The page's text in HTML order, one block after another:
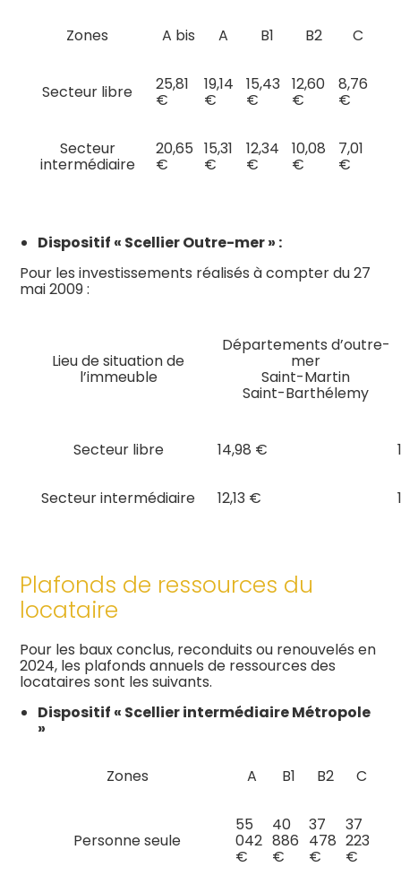
Zones A bis A B1 B2 C
Secteur libre 25,81
€
19,14
€
15,43
€
12,60
€
8,76
€
Secteur
intermédiaire
20,65
€
15,31
€
12,34
€
10,08
€
7,01
€
Dispositif « Scellier Outre-mer » :
Pour les investissements réalisés à compter du 27
mai 2009 :
Lieu de situation de
l’immeuble
Départements d’outre-
mer
Saint-Martin
Saint-Barthélemy
Secteur libre 14,98 €
Secteur intermédiaire 12,13 €
Plafonds de ressources du
locataire
Pour les baux conclus, reconduits ou renouvelés en
2024, les plafonds annuels de ressources des
locataires sont les suivants.
Dispositif « Scellier intermédiaire Métropole
»
Zones A B1 B2 C
Personne seule
55
042
€
40
886
€
37
478
€
37
223
€